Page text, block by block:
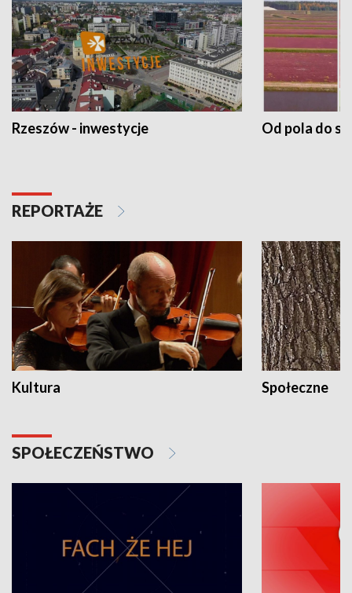
Rzeszów - inwestycje Od pola do
REPORTAŻE
Kultura Społeczne
SPOŁECZEŃSTWO